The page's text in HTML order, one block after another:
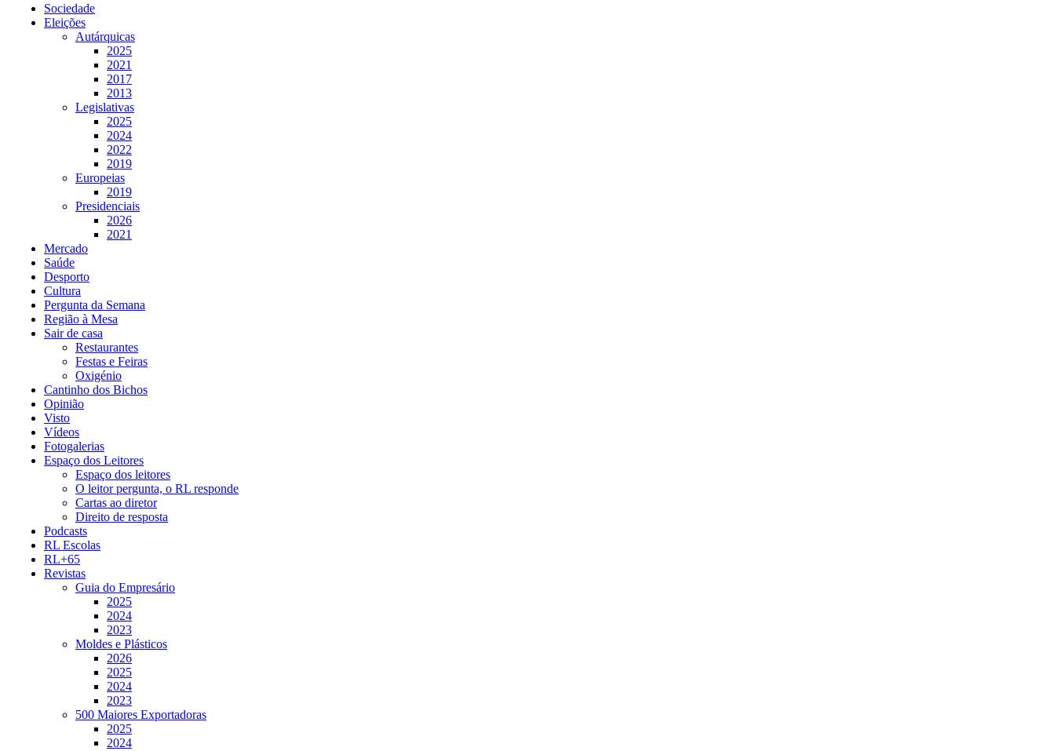
Sociedade
Eleições
Autárquicas
2025
2021
2017
2013
Legislativas
2025
2024
2022
2019
Europeias
2019
Presidenciais
2026
2021
Mercado
Saúde
Desporto
Cultura
Pergunta da Semana
Região à Mesa
Sair de casa
Restaurantes
Festas e Feiras
Oxigénio
Cantinho dos Bichos
Opinião
Visto
Vídeos
Fotogalerias
Espaço dos Leitores
Espaço dos leitores
O leitor pergunta, o RL responde
Cartas ao diretor
Direito de resposta
Podcasts
RL Escolas
RL+65
Revistas
Guia do Empresário
2025
2024
2023
Moldes e Plásticos
2026
2025
2024
2023
500 Maiores Exportadoras
2025
2024